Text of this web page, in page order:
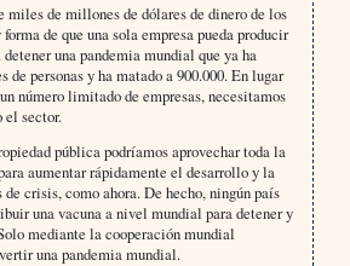
miles de millones de dólares de dinero de los
de que una sola empresa pueda producir
una pandemia mundial que ya ha
personas y ha matado a 900.000. En lugar
número limitado de empresas, necesitamos
el sector.
pública podríamos aprovechar toda la
aumentar rápidamente el desarrollo y la
crisis, como ahora. De hecho, ningún país
una vacuna a nivel mundial para detener y
mediante la cooperación mundial
una pandemia mundial.